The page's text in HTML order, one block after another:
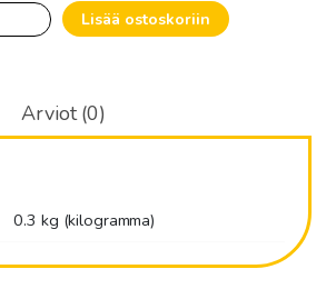
Lisää ostoskoriin
Arviot (0)
0.3 kg (kilogramma)